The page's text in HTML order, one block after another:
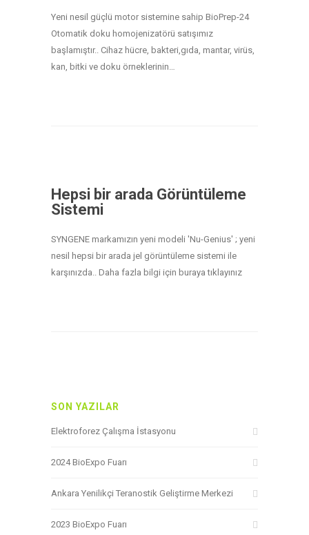
Yeni nesil güçlü motor sistemine sahip BioPrep-24
Otomatik doku homojenizatörü satışımız
başlamıştır.. Cihaz hücre, bakteri,gıda, mantar, virüs,
kan, bitki ve doku örneklerinin…
Hepsi bir arada Görüntüleme
Sistemi
SYNGENE markamızın yeni modeli 'Nu-Genius' ; yeni
nesil hepsi bir arada jel görüntüleme sistemi ile
karşınızda.. Daha fazla bilgi için buraya tıklayınız
SON YAZILAR
Elektroforez Çalışma İstasyonu
2024 BioExpo Fuarı
Ankara Yenilikçi Teranostik Geliştirme Merkezi
2023 BioExpo Fuarı